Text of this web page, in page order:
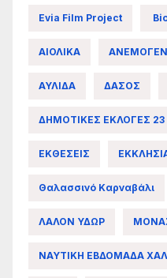
Evia Film Project
ΑΙΟΛΙΚΑ
ΑΥΛΙΔΑ ΔΑΣΟΣ
ΔΗΜΟΤΙΚΕΣ ΕΚΛΟΓΕΣ 23
ΕΚΘΕΣΕΙΣ
Θαλασσινό Καρναβάλι
ΛΑΛΟΝ ΥΔΩΡ
ΝΑΥΤΙΚΗ ΕΒΔΟΜΑΔΑ